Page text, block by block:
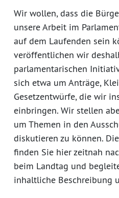
Wir wollen, dass die
unsere Arbeit im
auf dem Laufenden sein
veröffentlichen wir
parlamentarischen
sich etwa um Anträge,
Gesetzentwürfe, die wir
einbringen. Wir stellen
um Themen in den
diskutieren zu können.
finden Sie hier zeitnah
beim Landtag und
inhaltliche Beschreibung